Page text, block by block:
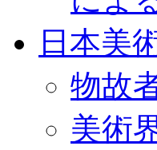
日本美
物故
美術